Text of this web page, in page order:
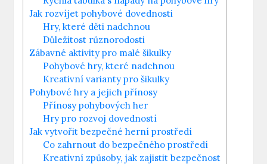
Jak rozvíjet pohybové dovednosti
Hry, které děti nadchnou
Důležitost různorodosti
Zábavné aktivity pro malé šikulky
Pohybové hry, které nadchnou
Kreativní varianty pro šikulky
Pohybové hry a jejich přínosy
Přínosy pohybových her
Hry pro rozvoj dovedností
Jak vytvořit bezpečné herní prostředí
Co zahrnout do bezpečného prostředí
Kreativní způsoby, jak zajistit bezpečnost